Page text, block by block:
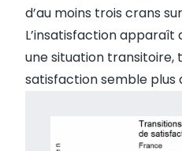
d’au moins trois crans
L’insatisfaction
une situation transitoire,
satisfaction semble plus